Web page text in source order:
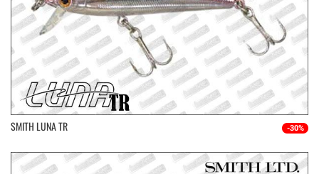
SMITH LUNA TR -30%